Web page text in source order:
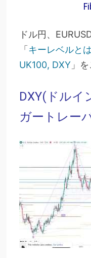
ドル円、
「 キーレベルと
UK100, DXY」を
DXY(ドルイ
ガートレー